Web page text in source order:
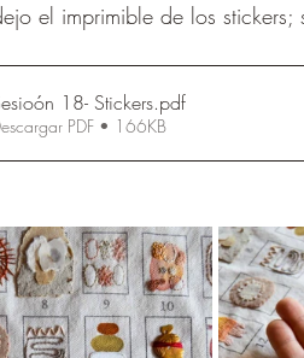
el imprimible de los
18- Stickers.pdf
PDF • 166KB